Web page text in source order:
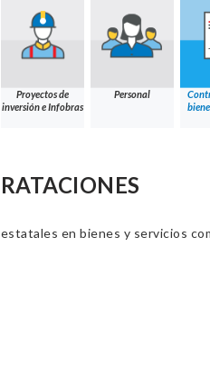
Proyectos de
inversión e Infobras
Personal
en bienes y servicios